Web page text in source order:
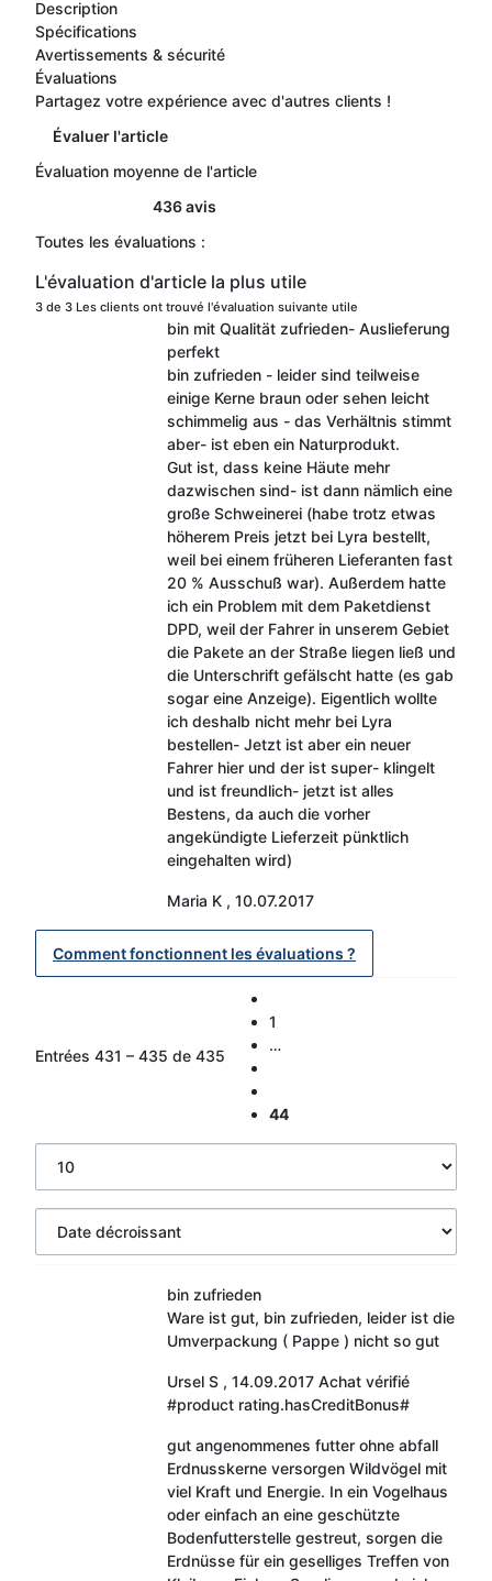
Description
Spécifications
Avertissements & sécurité
Évaluations
Évaluation moyenne de l'article
436 avis
Partagez votre expérience avec d'autres clients !
Évaluer l'article
Toutes les évaluations :
L'évaluation d'article la plus utile
3 de 3 Les clients ont trouvé l'évaluation suivante utile
bin mit Qualität zufrieden- Auslieferung
perfekt
bin zufrieden - leider sind teilweise
einige Kerne braun oder sehen leicht
schimmelig aus - das Verhältnis stimmt
aber- ist eben ein Naturprodukt.
Gut ist, dass keine Häute mehr
dazwischen sind- ist dann nämlich eine
große Schweinerei (habe trotz etwas
höherem Preis jetzt bei Lyra bestellt,
weil bei einem früheren Lieferanten fast
20 % Ausschuß war). Außerdem hatte
ich ein Problem mit dem Paketdienst
DPD, weil der Fahrer in unserem Gebiet
die Pakete an der Straße liegen ließ und
die Unterschrift gefälscht hatte (es gab
sogar eine Anzeige). Eigentlich wollte
ich deshalb nicht mehr bei Lyra
bestellen- Jetzt ist aber ein neuer
Fahrer hier und der ist super- klingelt
und ist freundlich- jetzt ist alles
Bestens, da auch die vorher
angekündigte Lieferzeit pünktlich
eingehalten wird)
Maria K , 10.07.2017
Comment fonctionnent les évaluations ?
Entrées 431 – 435 de 435
1
…
44
bin zufrieden
Ware ist gut, bin zufrieden, leider ist die
Umverpackung ( Pappe ) nicht so gut
Ursel S , 14.09.2017 Achat vérifié
#product rating.hasCreditBonus#
gut angenommenes futter ohne abfall
Erdnusskerne versorgen Wildvögel mit
viel Kraft und Energie. In ein Vogelhaus
oder einfach an eine geschützte
Bodenfutterstelle gestreut, sorgen die
Erdnüsse für ein geselliges Treffen von